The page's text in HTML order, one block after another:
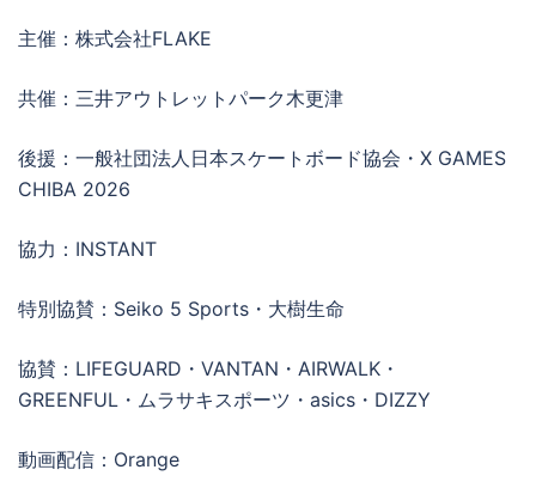
主催：株式会社FLAKE
共催：三井アウトレットパーク木更津
後援：一般社団法人日本スケートボード協会・X GAMES
CHIBA 2026
協力：INSTANT
特別協賛：Seiko 5 Sports・大樹生命
協賛：LIFEGUARD・VANTAN・AIRWALK・
GREENFUL・ムラサキスポーツ・asics・DIZZY
動画配信：Orange